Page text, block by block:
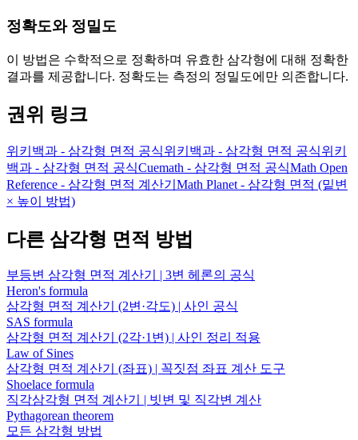
정확도와 정밀도
이 방법은 수학적으로 정확하며 유효한 삼각형에 대해 정확한
결과를 제공합니다. 정확도는 측정의 정밀도에만 의존합니다.
권위 링크
위키백과 - 삼각형 면적 공식위키백과 - 삼각형 면적 공식위키
백과 - 삼각형 면적 공식Cuemath - 삼각형 면적 공식Math Open
Reference - 삼각형 면적 계산기 Math Planet - 삼각형 면적 (밑변
× 높이 방법)
다른 삼각형 면적 방법
부등변 삼각형 면적 계산기 | 3변 헤론의 공식
Heron's formula
삼각형 면적 계산기 (2변·각도) | 사인 공식
SAS formula
삼각형 면적 계산기 (2각·1변) | 사인 정리 적용
Law of Sines
삼각형 면적 계산기 (좌표) | 꼭짓점 좌표 계산 도구
Shoelace formula
직각삼각형 면적 계산기 | 빗변 및 직각변 계산
Pythagorean theorem
모든 삼각형 방법